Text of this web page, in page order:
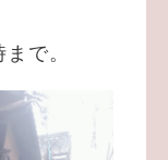
で。